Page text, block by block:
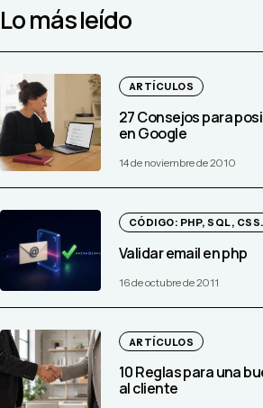
Lo más leído
ARTÍCULOS
27 Consejos para
en Google
14 de noviembre de 2010
CÓDIGO: PHP, SQL,
Validar email en php
16 de octubre de 2011
ARTÍCULOS
10 Reglas para una
al cliente